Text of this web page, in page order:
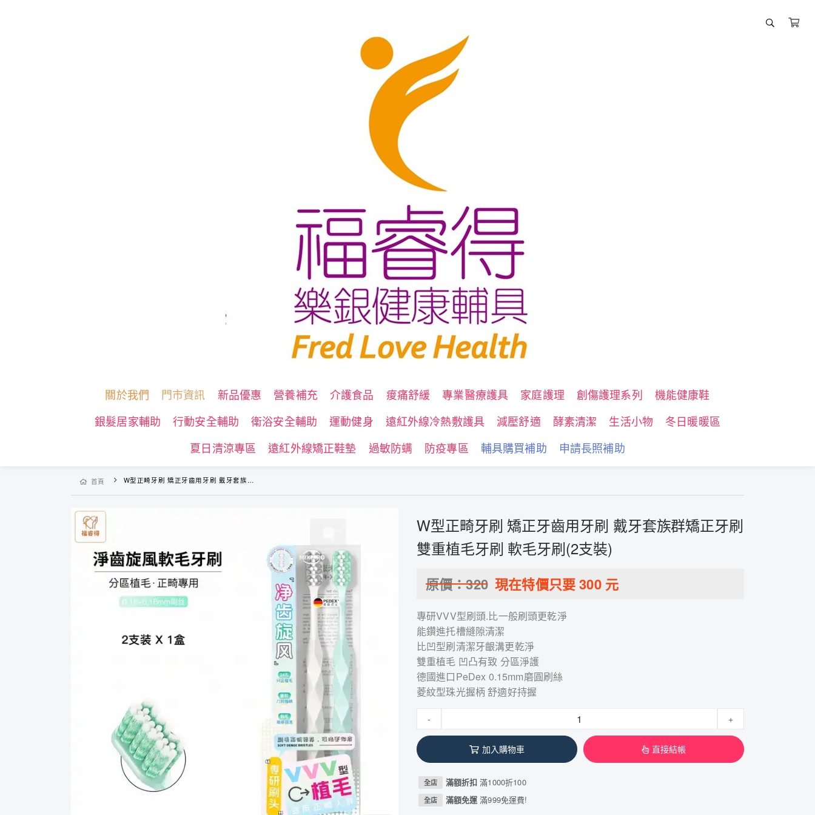
關於我們 門市資訊 新品優惠 營養補充 介護食品 痠痛舒緩 專業醫療護具 家庭護理 創傷護理系列
機能健康鞋
銀髮居家輔助
行動安全輔助 衛浴安全輔助 運動健身 遠紅外線冷熱敷護具 減壓舒適 酵素清潔 生活小物
冬日暖暖區
夏日清涼專區
遠紅外線矯正鞋墊 過敏防螨 防疫專區 輔具購買補助 申請長照補助
首頁 W型正畸牙刷 矯正牙齒用牙刷 戴牙套族群矯正牙刷 雙重植毛牙刷 軟毛牙刷(2支裝)
W型正畸牙刷 矯正牙齒用牙刷 戴牙套族群矯正牙刷
雙重植毛牙刷 軟毛牙刷(2支裝)
原價：320 現在特價只要300元
專研VVV型刷頭.比一般刷頭更乾淨
能鑽進托槽縫隙清潔
比凹型刷清潔牙齦溝更乾淨
雙重植毛 凹凸有致 分區淨護
德國進口PeDex 0.15mm磨圓刷絲
菱紋型珠光握柄 舒適好持握
- +
加入購物車 直接結帳
全店 滿額折扣滿1000折100
全店 滿額免運滿999免運費!